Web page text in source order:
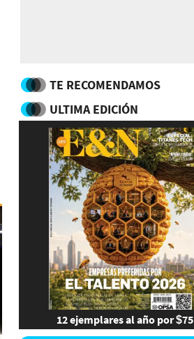
TE RECOMENDAMOS
ULTIMA EDICIÓN
12 ejemplares al año por $75